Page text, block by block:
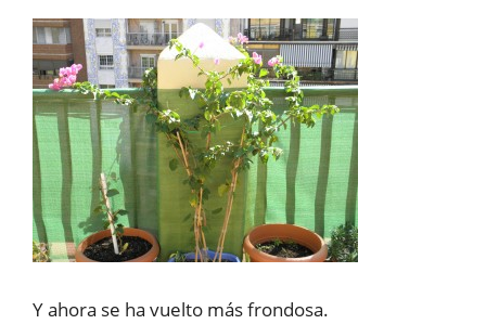
Y ahora se ha vuelto más frondosa.